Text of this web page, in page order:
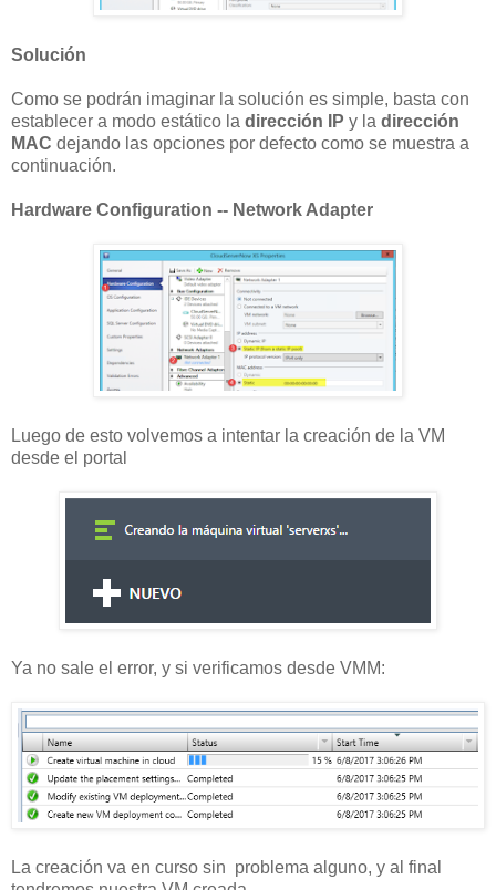
Solución
Como se podrán imaginar la solución es simple, basta con
establecer a modo estático la dirección IP y la dirección
MAC dejando las opciones por defecto como se muestra a
continuación.
Hardware Configuration -- Network Adapter
Luego de esto volvemos a intentar la creación de la VM
desde el portal
Ya no sale el error, y si verificamos desde VMM:
La creación va en curso sin problema alguno, y al final